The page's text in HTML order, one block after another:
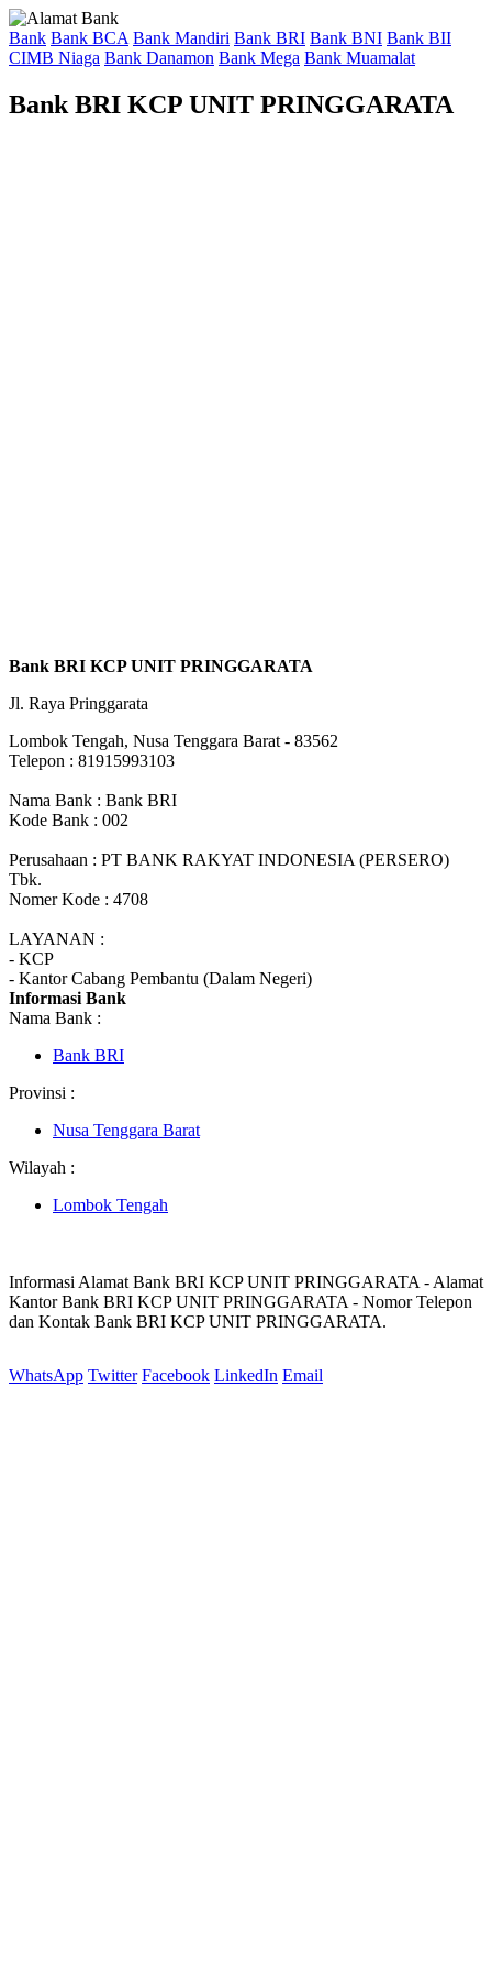
Bank Bank BCA Bank Mandiri Bank BRI Bank BNI Bank BII
CIMB Niaga Bank Danamon Bank Mega Bank Muamalat
Bank BRI KCP UNIT PRINGGARATA
Bank BRI KCP UNIT PRINGGARATA
Jl. Raya Pringgarata
Lombok Tengah, Nusa Tenggara Barat - 83562
Telepon : 81915993103
Nama Bank : Bank BRI
Kode Bank : 002
Perusahaan : PT BANK RAKYAT INDONESIA (PERSERO)
Tbk.
Nomer Kode : 4708
LAYANAN :
- KCP
- Kantor Cabang Pembantu (Dalam Negeri)
Informasi Bank
Nama Bank :
Bank BRI
Provinsi :
Nusa Tenggara Barat
Wilayah :
Lombok Tengah
Informasi Alamat Bank BRI KCP UNIT PRINGGARATA - Alamat
Kantor Bank BRI KCP UNIT PRINGGARATA - Nomor Telepon
dan Kontak Bank BRI KCP UNIT PRINGGARATA.
WhatsApp Twitter Facebook LinkedIn Email